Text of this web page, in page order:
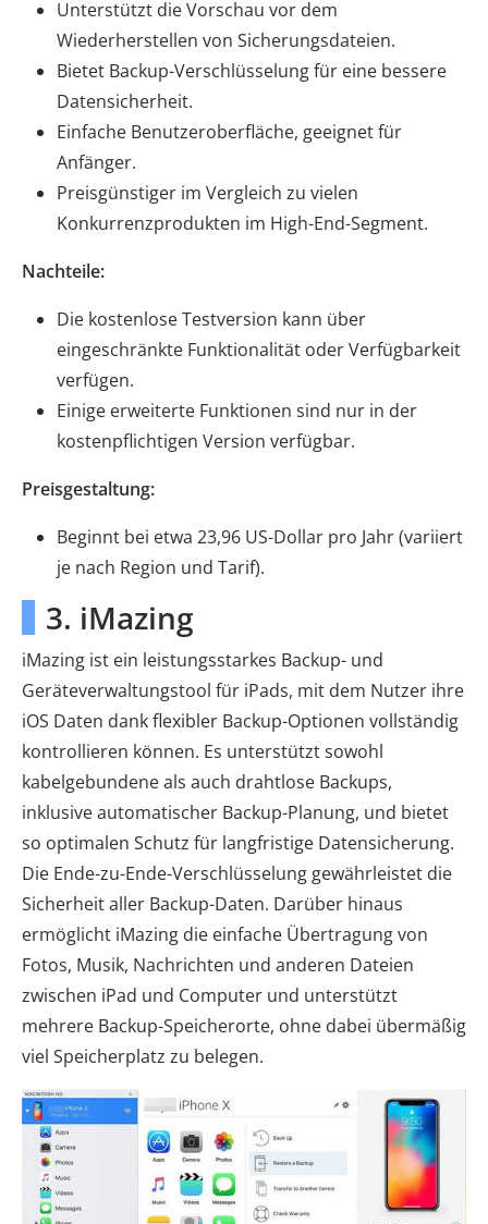
Unterstützt die Vorschau vor dem
Wiederherstellen von Sicherungsdateien.
Bietet Backup-Verschlüsselung für eine bessere
Datensicherheit.
Einfache Benutzeroberfläche, geeignet für
Anfänger.
Preisgünstiger im Vergleich zu vielen
Konkurrenzprodukten im High-End-Segment.
Nachteile:
Die kostenlose Testversion kann über
eingeschränkte Funktionalität oder Verfügbarkeit
verfügen.
Einige erweiterte Funktionen sind nur in der
kostenpflichtigen Version verfügbar.
Preisgestaltung:
Beginnt bei etwa 23,96 US-Dollar pro Jahr (variiert
je nach Region und Tarif).
3. iMazing
iMazing ist ein leistungsstarkes Backup- und
Geräteverwaltungstool für iPads, mit dem Nutzer ihre
iOS Daten dank flexibler Backup-Optionen vollständig
kontrollieren können. Es unterstützt sowohl
kabelgebundene als auch drahtlose Backups,
inklusive automatischer Backup-Planung, und bietet
so optimalen Schutz für langfristige Datensicherung.
Die Ende-zu-Ende-Verschlüsselung gewährleistet die
Sicherheit aller Backup-Daten. Darüber hinaus
ermöglicht iMazing die einfache Übertragung von
Fotos, Musik, Nachrichten und anderen Dateien
zwischen iPad und Computer und unterstützt
mehrere Backup-Speicherorte, ohne dabei übermäßig
viel Speicherplatz zu belegen.